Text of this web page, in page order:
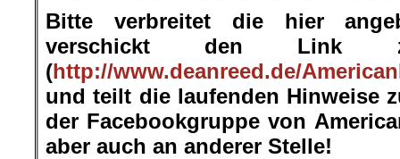
Bitte verbreitet die hier
verschickt den Link
(http://www.deanreed.de/
und teilt die laufenden Hinweise
der Facebookgruppe von
aber auch an anderer Stelle!